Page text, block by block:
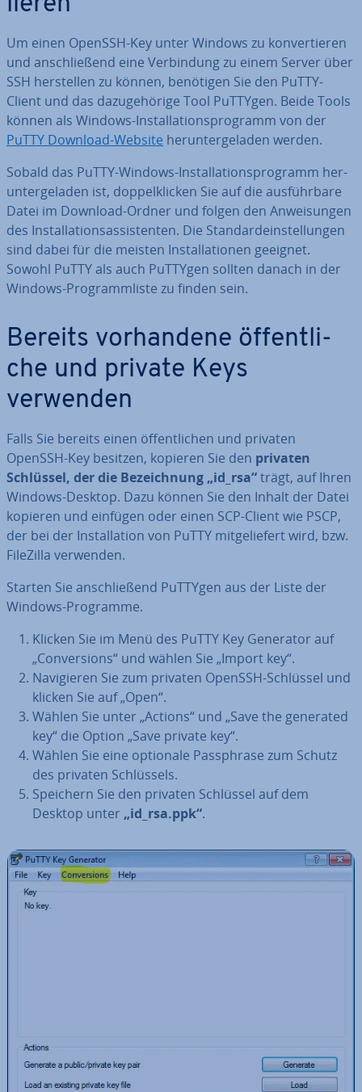
Um einen OpenSSH-Key unter Windows zu kon­ver­tie­ren
und an­schlie­ßend eine Ver­bin­dung zu einem Server über
SSH her­stel­len zu können, benötigen Sie den PuTTY-
Client und das da­zu­ge­hö­ri­ge Tool PuTTYgen. Beide Tools
können als Windows-In­stal­la­ti­ons­pro­gramm von der
PuTTY Download-Website her­un­ter­ge­la­den werden.
Sobald das PuTTY-Windows-In­stal­la­ti­ons­pro­gramm her­
un­ter­ge­la­den ist, dop­pel­kli­cken Sie auf die aus­führ­ba­re
Datei im Download-Ordner und folgen den An­wei­sun­gen
des In­stal­la­ti­ons­as­sis­ten­ten. Die Stan­dard­ein­stel­lun­gen
sind dabei für die meisten In­stal­la­tio­nen geeignet.
Sowohl PuTTY als auch PuTTYgen sollten danach in der
Windows-Pro­gramm­lis­te zu finden sein.
Bereits vor­han­de­ne öf­fent­li­
che und private Keys
verwenden
Falls Sie bereits einen öf­fent­li­chen und privaten
OpenSSH-Key besitzen, kopieren Sie den privaten
Schlüssel, der die Be­zeich­nung „id_rsa“trägt, auf Ihren
Windows-Desktop. Dazu können Sie den Inhalt der Datei
kopieren und einfügen oder einen SCP-Client wie PSCP,
der bei der In­stal­la­ti­on von PuTTY mit­ge­lie­fert wird, bzw.
FileZilla verwenden.
Starten Sie an­schlie­ßend PuTTYgen aus der Liste der
Windows-Programme.
Klicken Sie im Menü des PuTTY Key Generator auf
„Con­ver­si­ons“ und wählen Sie „Import key“.
Na­vi­gie­ren Sie zum privaten OpenSSH-Schlüssel und
klicken Sie auf „Open“.
Wählen Sie unter „Actions“ und „Save the generated
key“ die Option „Save private key“.
Wählen Sie eine optionale Pass­phra­se zum Schutz
des privaten Schlüs­sels.
Speichern Sie den privaten Schlüssel auf dem
Desktop unter „id_rsa.ppk“.